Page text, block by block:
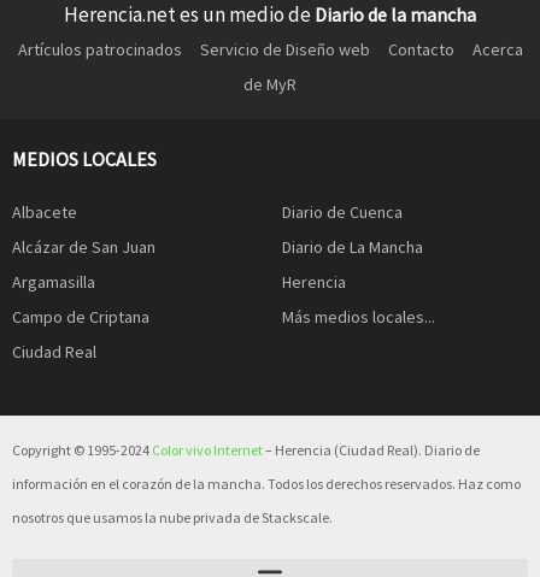
Herencia.net es un medio de Diario de la mancha
Artículos patrocinados Servicio de Diseño web Contacto
Acerca
de MyR
MEDIOS LOCALES
Albacete
Alcázar de San Juan
Argamasilla
Campo de Criptana
Ciudad Real
Diario de Cuenca
Diario de La Mancha
Herencia
Más medios locales...
Copyright © 1995-2024 Color vivo Internet– Herencia (Ciudad Real). Diario de
información en el corazón de la mancha. Todos los derechos reservados. Haz como
nosotros que usamos la nube privada de Stackscale.